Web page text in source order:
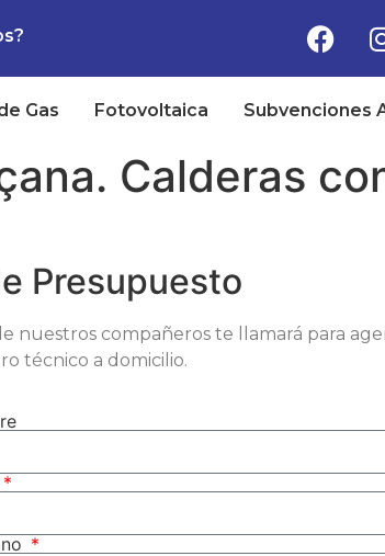
Gas Fotovoltaica Subvenciones
Calderas
Presupuesto
nuestros compañeros te llamará para
técnico a domicilio.